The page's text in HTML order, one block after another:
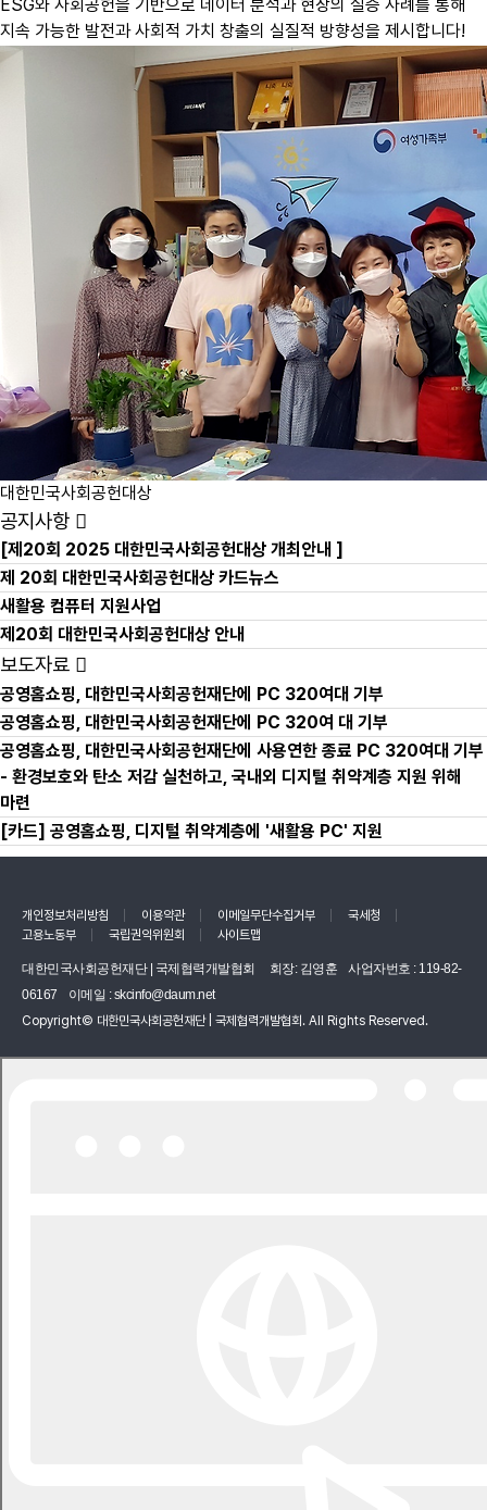
ESG와 사회공헌을 기반으로 데이터 분석과 현장의 실증 사례를 통해
지속 가능한 발전과 사회적 가치 창출의 실질적 방향성을 제시합니다!
대한민국사회공헌대상
공지사항
[제20회 2025 대한민국사회공헌대상 개최안내 ]
제 20회 대한민국사회공헌대상 카드뉴스
새활용 컴퓨터 지원사업
제20회 대한민국사회공헌대상 안내
보도자료
공영홈쇼핑, 대한민국사회공헌재단에 PC 320여대 기부
공영홈쇼핑, 대한민국사회공헌재단에 PC 320여 대 기부
공영홈쇼핑, 대한민국사회공헌재단에 사용연한 종료 PC 320여대 기부
- 환경보호와 탄소 저감 실천하고, 국내외 디지털 취약계층 지원 위해
마련
[카드] 공영홈쇼핑, 디지털 취약계층에 '새활용 PC' 지원
개인정보처리방침 이용약관 이메일무단수집거부
국세청
고용노동부
국립권익위원회 사이트맵
대한민국사회공헌재단 | 국제협력개발협회 회장: 김영훈
사업자번호 : 119-82-
06167
이메일 :skcinfo@daum.net
Copyright© 대한민국사회공헌재단 | 국제협력개발협회. All Rights Reserved.